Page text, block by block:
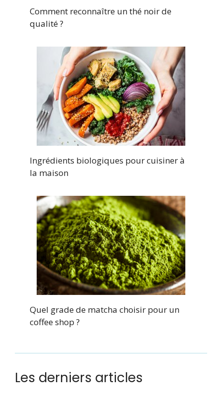
Comment reconnaître un thé noir de
qualité ?
Ingrédients biologiques pour cuisiner à
la maison
Quel grade de matcha choisir pour un
coffee shop ?
Les derniers articles